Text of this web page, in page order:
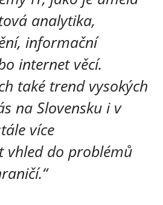
analytika,
informační
internet věcí.
také trend vysokých
na Slovensku i v
více
vhled do problémů